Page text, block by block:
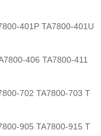
401P TA7800-401U
406 TA7800-411
702 TA7800-703 T
905 TA7800-915 T